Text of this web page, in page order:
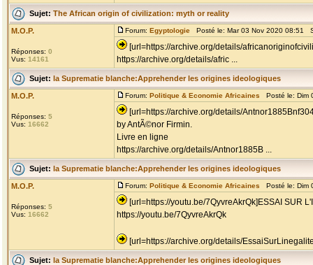
Sujet: The African origin of civilization: myth or reality
M.O.P.
Réponses: 0
Vus: 14161
Forum: Egyptologie Posté le: Mar 03 Nov 2020 08:51
[url=https://archive.org/details/
https://archive.org/details/afric ...
Sujet: la Suprematie blanche:Apprehender les origines ideologiques
M.O.P.
Réponses: 5
Vus: 16662
Forum: Politique & Economie Africaines Posté le: Dim
[url=https://archive.org/details/
by AntÃ©nor Firmin.
Livre en ligne
https://archive.org/details/Antnor1885B ...
Sujet: la Suprematie blanche:Apprehender les origines ideologiques
M.O.P.
Réponses: 5
Vus: 16662
Forum: Politique & Economie Africaines Posté le: Dim
[url=https://youtu.be/7QyvreAkrQk]ESSAI SUR
https://youtu.be/7QyvreAkrQk
[url=https://archive.org/details/
Sujet: la Suprematie blanche:Apprehender les origines ideologiques